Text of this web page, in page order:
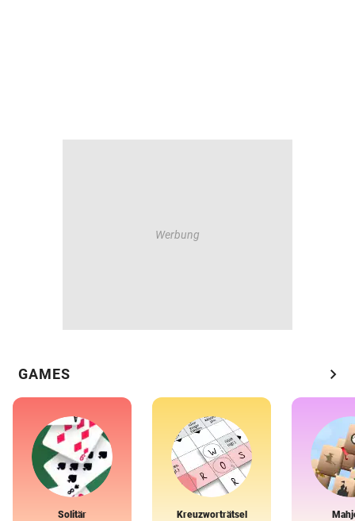
GAMES chevron_right
Solitär Kreuzworträtsel